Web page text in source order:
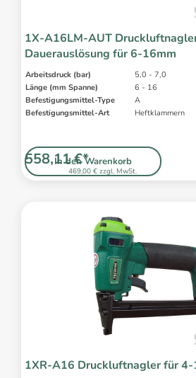
1X-A16LM-AUT
Dauerauslösung für 6-16mm
Arbeitsdruck (bar)
5,0 - 7,0
Länge (mm Spanne)
6 - 16
Befestigungsmittel-Type
A
Befestigungsmittel-Art
Heftklammern
In den Warenkorb
469,00 € zzgl. MwSt.
558,11 €*
1XR-A16 Druckluftnagler für 4-